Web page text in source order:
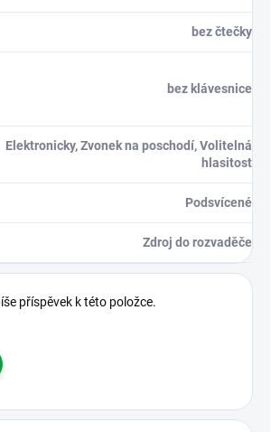
bez čtečky
bez klávesnice
Elektronicky, Zvonek na poschodí, Volitelná
hlasitost
Podsvícené
Zdroj do rozvaděče
příspěvek k této položce.